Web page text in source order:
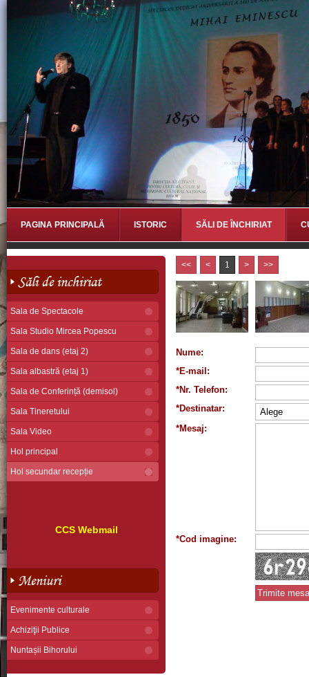
PAGINA PRINCIPALĂ ISTORIC SĂLI DE ÎNCHIRIAT
Săli de inchiriat
Sala de Spectacole
Sala Studio Mircea Popescu
Sala de dans (etaj 2)
Sala albastră (etaj 1)
Sala de Conferință (demisol)
Sala Tineretului
Sala Video
Hol principal
Hol secundar recepție
CCS Webmail
Meniuri
Evenimente culturale
Achiziţii Publice
Nuntașii Bihorului
<< < 1 > >>
Nume:
*E-mail:
*Nr. Telefon:
*Destinatar:
*Mesaj:
*Cod imagine: